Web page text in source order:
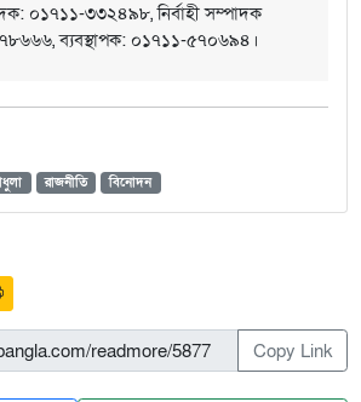
০১৭১১-৩৩২৪৯৮, নির্বাহী সম্পাদক
ব্যবস্থাপক: ০১৭১১-৫৭০৬৯৪।
রাজনীতি বিনোদন
Copy Link